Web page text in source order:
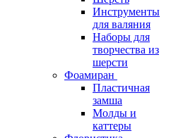
Инструменты
для валяния
Наборы для
творчества из
шерсти
Фоамиран
Пластичная
замша
Молды и
каттеры